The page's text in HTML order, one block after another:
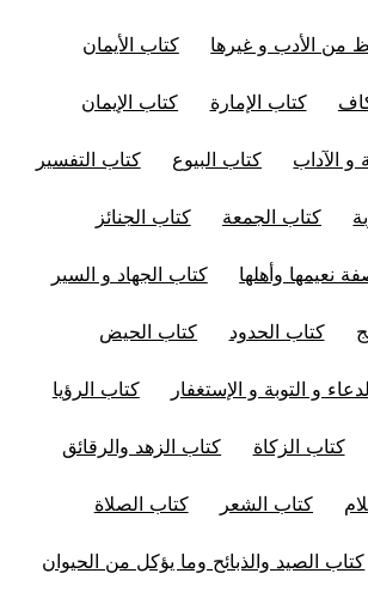
من الأدب و غيرها كتاب الأيمان
كتاب الإمارة كتاب الإيمان
و الآداب كتاب البيوع كتاب التفسير
كتاب الجمعة كتاب الجنائز
نعيمها وأهلها كتاب الجهاد و السير
كتاب الحدود كتاب الحيض
و التوبة و الإستغفار كتاب الرؤيا
كتاب الزكاة كتاب الزهد والرقائق
كتاب الشعر كتاب الصلاة
كتاب الصيد والذبائح وما يؤكل من الحيوان